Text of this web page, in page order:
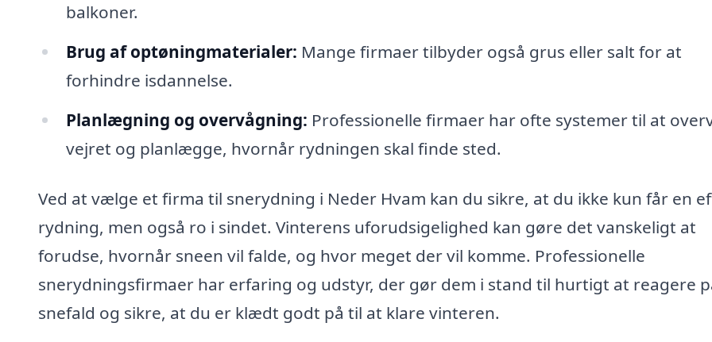
balkoner.
Brug af optøningmaterialer: Mange firmaer tilbyder også grus eller salt for at
forhindre isdannelse.
Planlægning og overvågning: Professionelle firmaer har ofte systemer til at
vejret og planlægge, hvornår rydningen skal finde sted.
Ved at vælge et firma til snerydning i Neder Hvam kan du sikre, at du ikke kun får en
rydning, men også ro i sindet. Vinterens uforudsigelighed kan gøre det vanskeligt at
forudse, hvornår sneen vil falde, og hvor meget der vil komme. Professionelle
snerydningsfirmaer har erfaring og udstyr, der gør dem i stand til hurtigt at reagere
snefald og sikre, at du er klædt godt på til at klare vinteren.